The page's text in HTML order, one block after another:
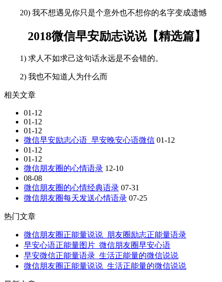
20) 我不想遇见你只是个意外也不想你的名字变成遗憾
2018微信早安励志说说【精选篇】
1) 求人不如求己这句话永远是不会错的。
2) 我也不知道人为什么而
相关文章
01-12
01-12
01-12
微信早安励志心语_早安晚安心语微信 01-12
01-12
01-12
微信朋友圈的心情语录 12-10
08-08
微信朋友圈的心情经典语录 07-31
微信朋友圈每天发送心情语录 07-25
热门文章
微信朋友圈正能量说说_朋友圈励志正能量语录
早安心语正能量图片_微信朋友圈早安心语
早安微信正能量语录_生活正能量的微信说说
微信朋友圈正能量说说_生活正能量的微信说说